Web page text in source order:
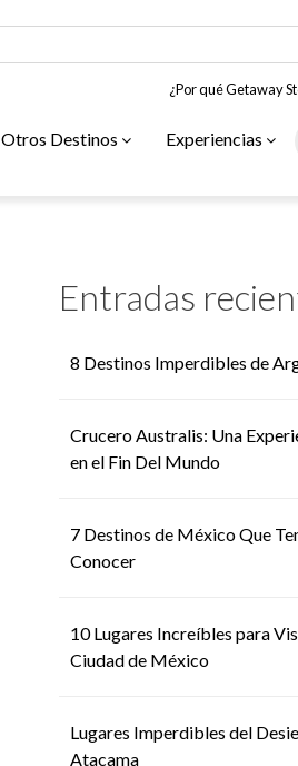
¿Por qué Getaway
Otros Destinos Experiencias
Entradas
8 Destinos Imperdibles de
Crucero Australis: Una
en el Fin Del Mundo
7 Destinos de México Que
Conocer
10 Lugares Increíbles para
Ciudad de México
Lugares Imperdibles del
Atacama